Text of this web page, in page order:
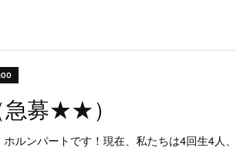
急募★★）
ルンパートです！現在、私たちは4回生4人、